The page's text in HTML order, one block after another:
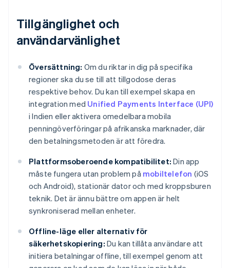
Tillgänglighet och
användarvänlighet
Översättning: Om du riktar in dig på specifika
regioner ska du se till att tillgodose deras
respektive behov. Du kan till exempel skapa en
integration med Unified Payments Interface (UPI)
i Indien eller aktivera omedelbara mobila
penningöverföringar på afrikanska marknader, där
den betalningsmetoden är att föredra.
Plattformsoberoende kompatibilitet: Din app
måste fungera utan problem på mobiltelefon (iOS
och Android), stationär dator och med kroppsburen
teknik. Det är ännu bättre om appen är helt
synkroniserad mellan enheter.
Offline-läge eller alternativ för
säkerhetskopiering: Du kan tillåta användare att
initiera betalningar offline, till exempel genom att